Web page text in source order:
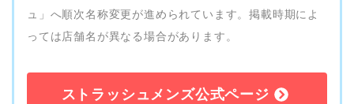
ュ」へ順次名称変更が進められています。掲載時期によ
っては店舗名が異なる場合があります。
ストラッシュメンズ公式ページ